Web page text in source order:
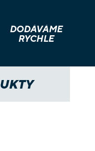
DODÁVÁME
RYCHLE